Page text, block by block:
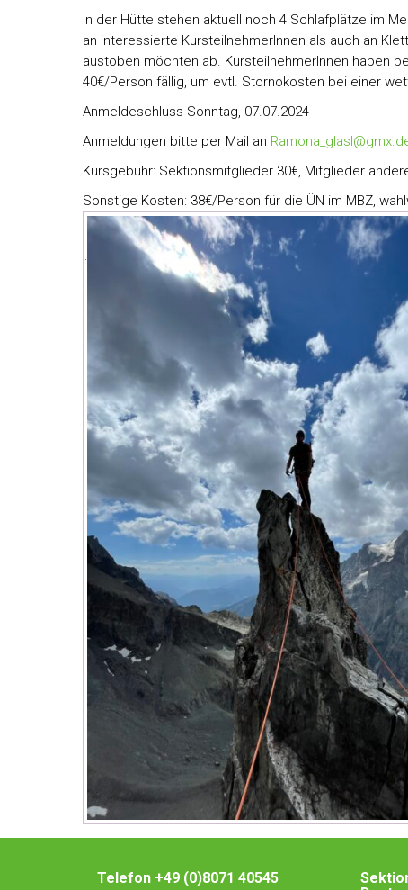
In der Hütte stehen aktuell noch 4 Schlafplätze im
an interessierte KursteilnehmerInnen als auch an
austoben möchten ab. KursteilnehmerInnen haben
40€/Person fällig, um evtl. Stornokosten bei einer
Anmeldeschluss Sonntag, 07.07.2024
Anmeldungen bitte per Mail an
Kursgebühr: Sektionsmitglieder 30€, Mitglieder
Sonstige Kosten: 38€/Person für die ÜN im MBZ,
Telefon +49 (0)8071 40545